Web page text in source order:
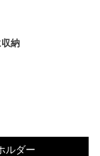
納
ルダー